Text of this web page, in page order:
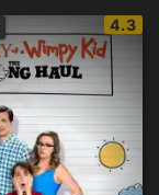
IMDb
4.3